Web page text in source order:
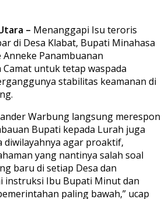
– Menanggapi Isu teroris
di Desa Klabat, Bupati Minahasa
Panambuanan
untuk tetap waspada
stabilitas keamanan di
Warbung langsung merespon
Bupati kepada Lurah juga
diwilayahnya agar proaktif,
yang nantinya salah soal
baru di setiap Desa dan
instruksi Ibu Bupati Minut dan
paling bawah,” ucap